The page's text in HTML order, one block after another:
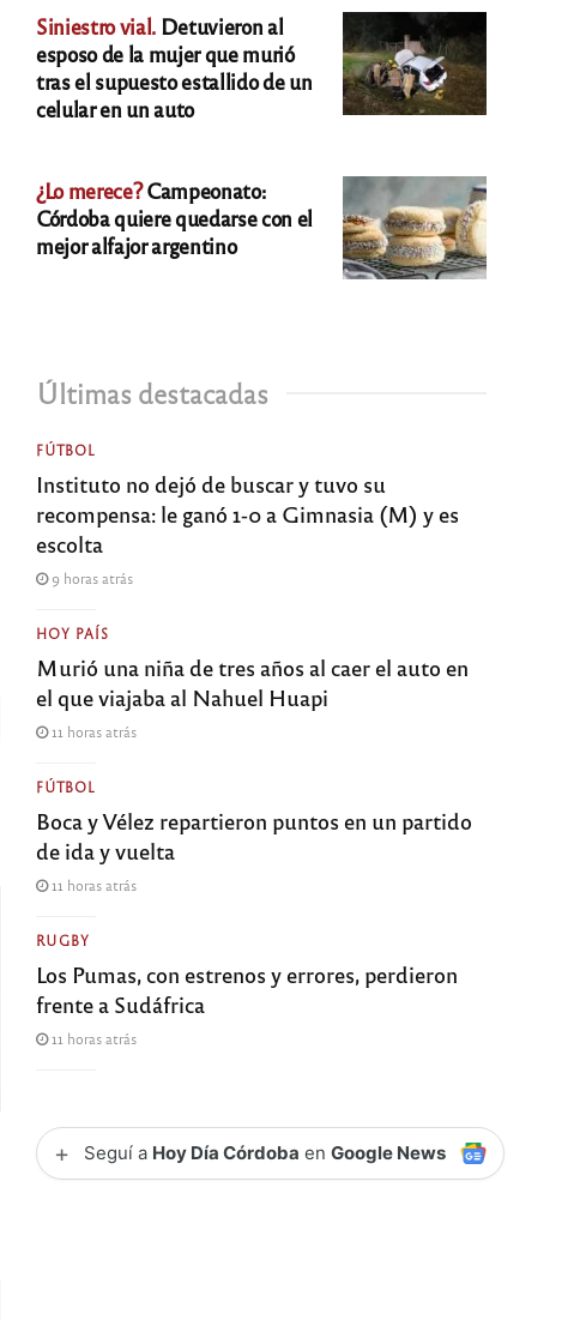
Siniestro vial. Detuvieron al
esposo de la mujer que murió
tras el supuesto estallido de un
celular en un auto
¿Lo merece?Campeonato:
Córdoba quiere quedarse con el
mejor alfajor argentino
Últimas destacadas
FÚTBOL
Instituto no dejó de buscar y tuvo su
recompensa: le ganó 1-0 a Gimnasia (M) y es
escolta
9 horas atrás
HOY PAÍS
Murió una niña de tres años al caer el auto en
el que viajaba al Nahuel Huapi
11 horas atrás
FÚTBOL
Boca y Vélez repartieron puntos en un partido
de ida y vuelta
11 horas atrás
RUGBY
Los Pumas, con estrenos y errores, perdieron
frente a Sudáfrica
11 horas atrás
+ Seguí a Hoy Día Córdoba enGoogle News